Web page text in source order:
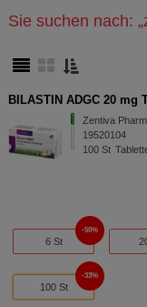
Sie suchen nach: „
BILASTIN ADGC 20 mg
Zentiva
19520104
100 St
6 St
50%
100 St
33%